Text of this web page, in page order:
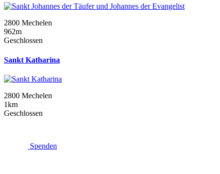
2800 Mechelen
962m
Geschlossen
Sankt Katharina
2800 Mechelen
1km
Geschlossen
Spenden